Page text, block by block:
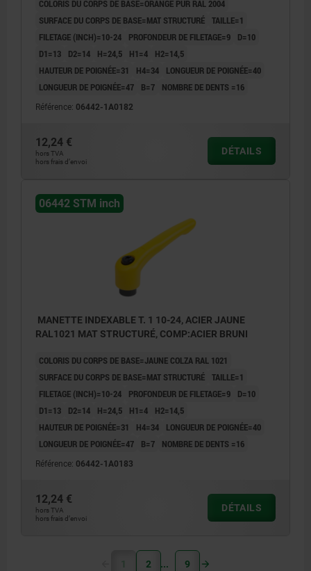
COLORIS DU CORPS DE BASE=ORANGÉ PUR RAL 2004
SURFACE DU CORPS DE BASE=MAT STRUCTURÉ TAILLE=1
FILETAGE (INCH)=10-24
PROFONDEUR DE FILETAGE=9
D=10
D1=13
D2=14 H=24,5 H1=4
H2=14,5
HAUTEUR DE POIGNÉE=31
H4=34
LONGUEUR DE POIGNÉE=40
LONGUEUR DE POIGNÉE=47
B=7 NOMBRE DE DENTS =16
Référence: 06442-1A0182
12,24 €
hors TVA
hors frais d’envoi
DÉTAILS
06442 STM inch
MANETTE INDEXABLE T. 1 10-24, ACIER JAUNE
RAL1021 MAT STRUCTURÉ, COMP:ACIER BRUNI
COLORIS DU CORPS DE BASE=JAUNE COLZA RAL 1021
SURFACE DU CORPS DE BASE=MAT STRUCTURÉ TAILLE=1
FILETAGE (INCH)=10-24
PROFONDEUR DE FILETAGE=9
D=10
D1=13
D2=14 H=24,5 H1=4
H2=14,5
HAUTEUR DE POIGNÉE=31
H4=34
LONGUEUR DE POIGNÉE=40
LONGUEUR DE POIGNÉE=47
B=7 NOMBRE DE DENTS =16
Référence: 06442-1A0183
12,24 €
hors TVA
hors frais d’envoi
DÉTAILS
1 2 9